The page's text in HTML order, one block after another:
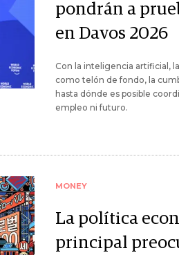
pondrán a
en Davos 2026
Con la inteligencia artificial,
como telón de fondo, la
hasta dónde es posible
empleo ni futuro.
MONEY
La política
principal